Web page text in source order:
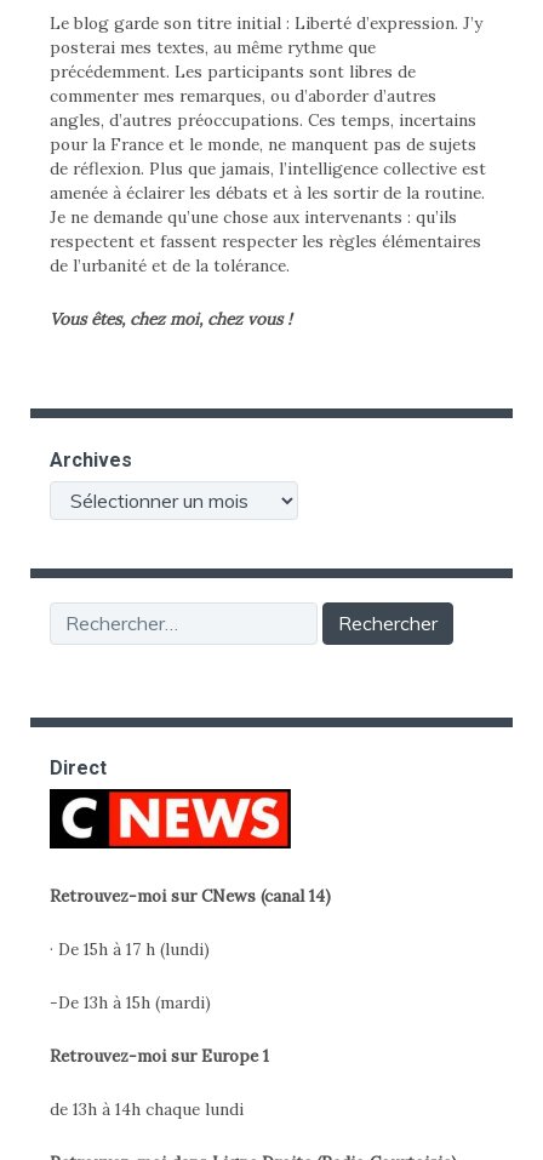
Le blog garde son titre initial : Liberté d’expression. J’y
posterai mes textes, au même rythme que
précédemment. Les participants sont libres de
commenter mes remarques, ou d’aborder d’autres
angles, d’autres préoccupations. Ces temps, incertains
pour la France et le monde, ne manquent pas de sujets
de réflexion. Plus que jamais, l’intelligence collective est
amenée à éclairer les débats et à les sortir de la routine.
Je ne demande qu’une chose aux intervenants : qu’ils
respectent et fassent respecter les règles élémentaires
de l’urbanité et de la tolérance.
Vous êtes, chez moi, chez vous !
Archives
Archives
Rechercher :
Direct
Retrouvez-moi sur CNews (canal 14)
· De 15h à 17 h (lundi)
-De 13h à 15h (mardi)
Retrouvez-moi sur Europe 1
de 13h à 14h chaque lundi